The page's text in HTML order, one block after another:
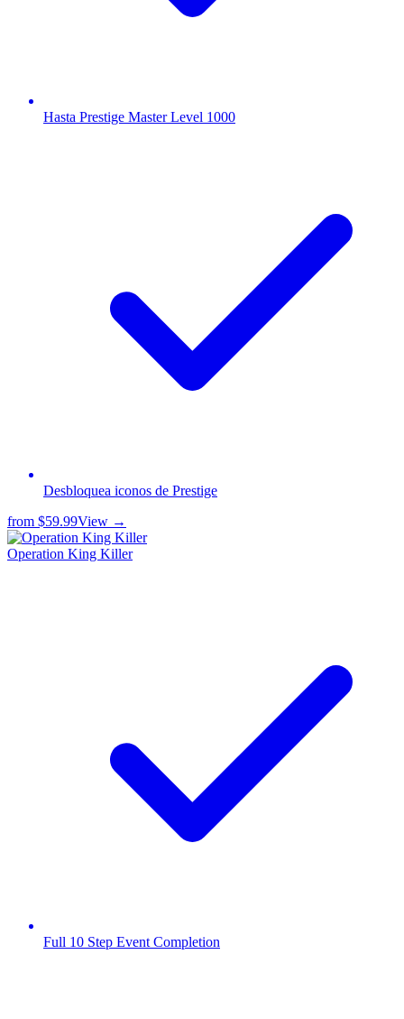
Hasta Prestige Master Level 1000
Desbloquea iconos de Prestige
from $59.99View →
Operation King Killer
Full 10 Step Event Completion